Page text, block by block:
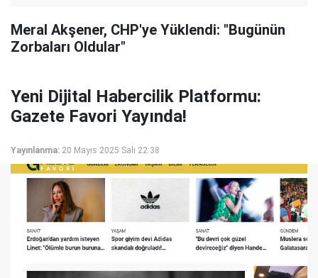
Meral Akşener, CHP'ye Yüklendi: "Bugünün
Zorbaları Oldular"
Yeni Dijital Habercilik Platformu:
Gazete Favori Yayında!
Yayınlanma: 20 Mayıs 2025 Salı 22:38